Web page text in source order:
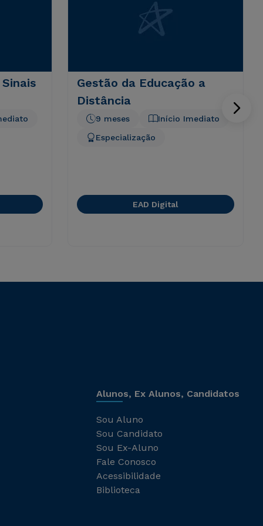
Gestão da Educação a
Distância
Início Imediato
9 meses
Especialização
EAD Digital
Alunos, Ex Alunos, Candidatos
Sou Aluno
Sou Candidato
Sou Ex-Aluno
Fale Conosco
Acessibilidade
Biblioteca